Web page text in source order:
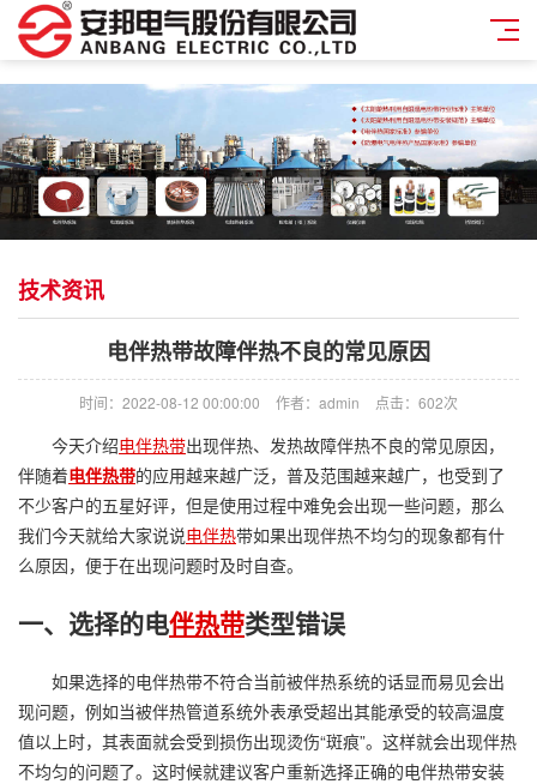
技术资讯
电伴热带故障伴热不良的常见原因
时间：2022-08-12 00:00:00 作者：admin 点击： 602次
今天介绍电伴热带出现伴热、发热故障伴热不良的常见原因，
伴随着电伴热带的应用越来越广泛，普及范围越来越广，也受到了
不少客户的五星好评，但是使用过程中难免会出现一些问题，那么
我们今天就给大家说说电伴热带如果出现伴热不均匀的现象都有什
么原因，便于在出现问题时及时自查。
一、选择的电伴热带类型错误
如果选择的电伴热带不符合当前被伴热系统的话显而易见会出
现问题，例如当被伴热管道系统外表承受超出其能承受的较高温度
值以上时，其表面就会受到损伤出现烫伤“斑痕”。这样就会出现伴热
不均匀的问题了。这时候就建议客户重新选择正确的电伴热带安装